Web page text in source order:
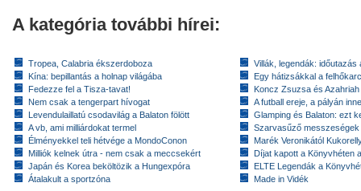
A kategória további hírei:
Tropea, Calabria ékszerdoboza
Kína: bepillantás a holnap világába
Fedezze fel a Tisza-tavat!
Nem csak a tengerpart hívogat
Levendulaillatú csodavilág a Balaton fölött
A vb, ami milliárdokat termel
Élményekkel teli hétvége a MondoConon
Milliók kelnek útra - nem csak a meccsekért
Japán és Korea beköltözik a Hungexpóra
Átalakult a sportzóna
Villák, legendák: időutazás
Egy hátizsákkal a
Koncz Zsuzsa és
A futball ereje, a pályán
Glamping és Balaton: ezt
Szarvasűző messzeségek
Marék Veronikától
Díjat kapott a Könyvhéten
ELTE Legendák a
Made in Vidék